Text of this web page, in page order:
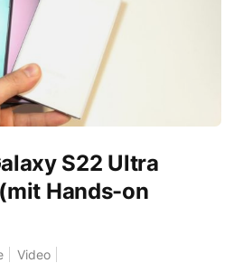
S22 Ultra
Hands-on
Video